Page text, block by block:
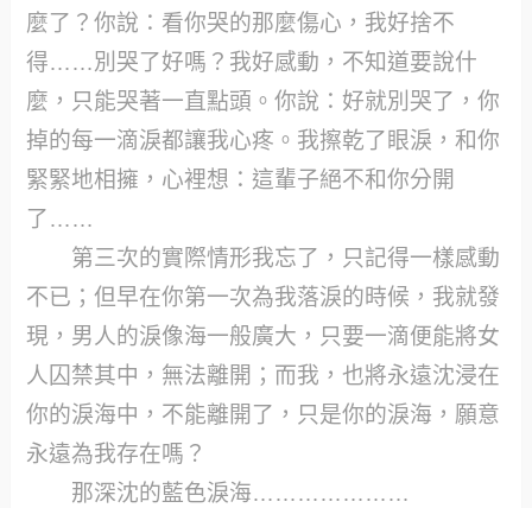
麼了？你說：看你哭的那麼傷心，我好捨不
得……別哭了好嗎？我好感動，不知道要說什
麼，只能哭著一直點頭。你說：好就別哭了，你
掉的每一滴淚都讓我心疼。我擦乾了眼淚，和你
緊緊地相擁，心裡想：這輩子絕不和你分開
了……
第三次的實際情形我忘了，只記得一樣感動
不已；但早在你第一次為我落淚的時候，我就發
現，男人的淚像海一般廣大，只要一滴便能將女
人囚禁其中，無法離開；而我，也將永遠沈浸在
你的淚海中，不能離開了，只是你的淚海，願意
永遠為我存在嗎？
那深沈的藍色淚海…………………